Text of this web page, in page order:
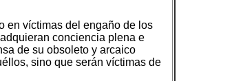
en víctimas del engaño de los
conciencia plena e
de su obsoleto y arcaico
sino que serán víctimas de